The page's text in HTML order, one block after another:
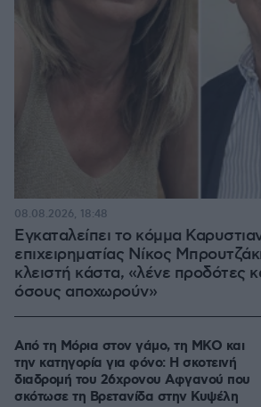
Εγκαταλείπει το κόμμα
επιχειρηματίας Νίκος
κλειστή κάστα, «λένε προδότες
όσους αποχωρούν»
08.08.2026, 18:48
Από τη Μόρια στον γάμο, τη ΜΚΟ και
την κατηγορία για φόνο: Η σκοτεινή
διαδρομή του 26χρονου Αφγανού που
σκότωσε τη Βρετανίδα στην Κυψέλη